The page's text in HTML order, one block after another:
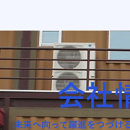
会社
未来へ向って躍進をつづけ